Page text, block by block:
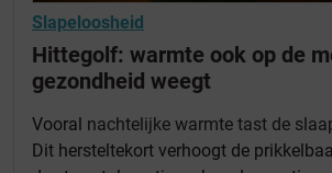
Slapeloosheid
Hittegolf: warmte ook op de
gezondheid weegt
Vooral nachtelijke warmte tast de
Dit hersteltekort verhoogt de